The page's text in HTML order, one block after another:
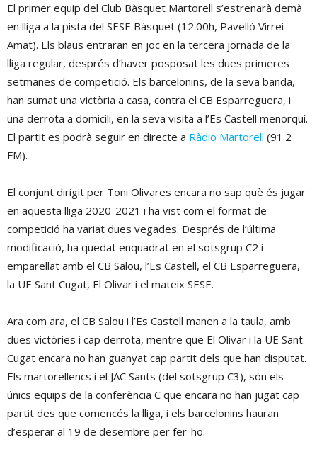
El primer equip del Club Bàsquet Martorell s’estrenarà demà
en lliga a la pista del SESE Bàsquet (12.00h, Pavelló Virrei
Amat). Els blaus entraran en joc en la tercera jornada de la
lliga regular, després d’haver posposat les dues primeres
setmanes de competició. Els barcelonins, de la seva banda,
han sumat una victòria a casa, contra el CB Esparreguera, i
una derrota a domicili, en la seva visita a l’Es Castell menorquí.
El partit es podrà seguir en directe a Ràdio Martorell (91.2
FM).
El conjunt dirigit per Toni Olivares encara no sap què és jugar
en aquesta lliga 2020-2021 i ha vist com el format de
competició ha variat dues vegades. Després de l’última
modificació, ha quedat enquadrat en el sotsgrup C2 i
emparellat amb el CB Salou, l’Es Castell, el CB Esparreguera,
la UE Sant Cugat, El Olivar i el mateix SESE.
Ara com ara, el CB Salou i l’Es Castell manen a la taula, amb
dues victòries i cap derrota, mentre que El Olivar i la UE Sant
Cugat encara no han guanyat cap partit dels que han disputat.
Els martorellencs i el JAC Sants (del sotsgrup C3), són els
únics equips de la conferència C que encara no han jugat cap
partit des que comencés la lliga, i els barcelonins hauran
d’esperar al 19 de desembre per fer-ho.